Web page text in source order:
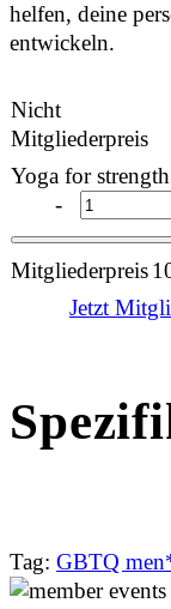
helfen, deine
entwickeln.
Nicht
Mitgliederpreis
Yoga for
-
Mitgliederpreis
Jetzt
Tag: GBTQ